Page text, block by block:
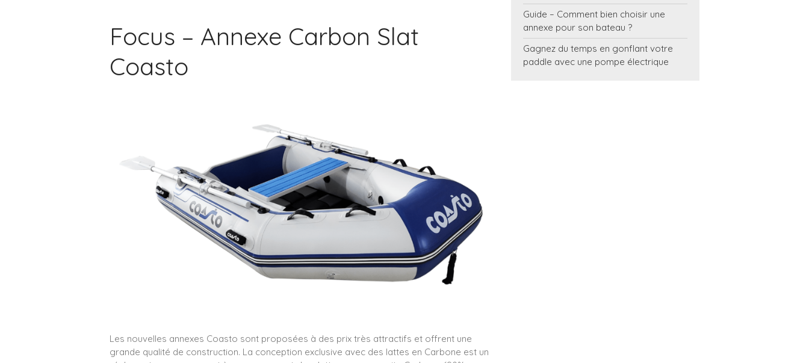
Focus – Annexe Carbon Slat
Coasto
Les nouvelles annexes Coasto sont proposées à des prix très attractifs et offrent une
grande qualité de construction. La conception exclusive avec des lattes en Carbone est un
Guide – Comment bien choisir une
annexe pour son bateau ?
Gagnez du temps en gonflant votre
paddle avec une pompe électrique